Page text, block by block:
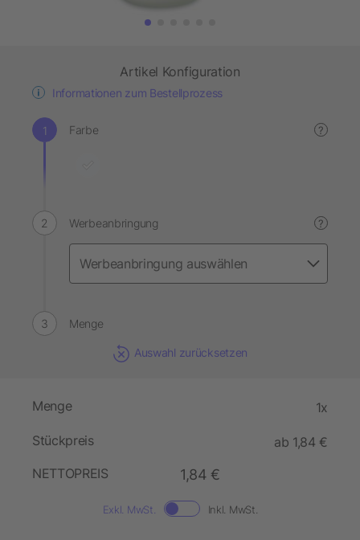
Artikel Konfiguration
Informationen zum Bestellprozess
Farbe ?
Werbeanbringung ?
Menge
Auswahl zurücksetzen
Menge 1x
Stückpreis
ab 1,84 €
NETTOPREIS
1,84 €
Exkl. MwSt. Inkl. MwSt.